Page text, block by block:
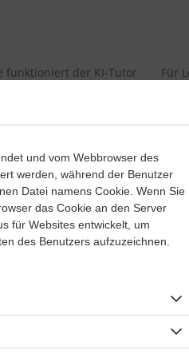
funktioniert der KI-Tutor Für
und vom Webbrowser des
werden, während der Benutzer
Datei namens Cookie. Wenn Sie
das Cookie an den Server
für Websites entwickelt, um
des Benutzers aufzuzeichnen.